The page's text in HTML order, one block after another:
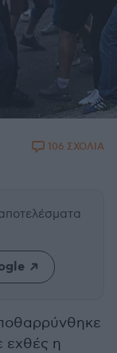
106 ΣΧΟΛΙΑ
εχθές η